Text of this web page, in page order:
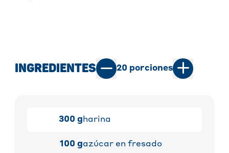
INGREDIENTES 20 porciones
300 g harina
100 gazúcar en fresado